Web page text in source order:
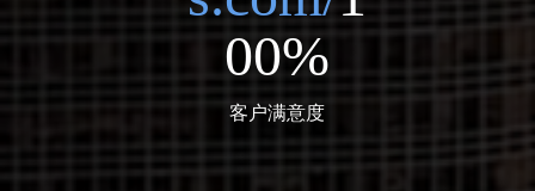
客户满意度
00%